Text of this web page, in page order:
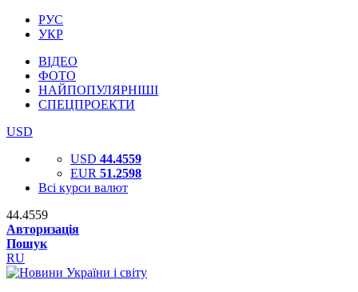
РУС
УКР
ВІДЕО
ФОТО
НАЙПОПУЛЯРНІШІ
СПЕЦПРОЕКТИ
USD
USD 44.4559
EUR 51.2598
Всі курси валют
44.4559
Авторизація
Пошук
RU